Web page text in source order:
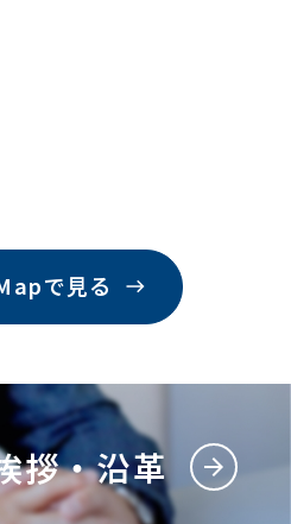
で見る east
拶・沿革 arrow_forward